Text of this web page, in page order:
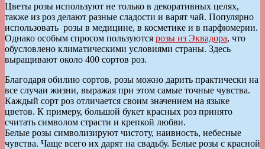
Цветы розы используют не только в декоративных целях,
также из роз делают разные сладости и варят чай. Популярно
использовать розы в медицине, в косметике и в парфюмерии.
Однако особым спросом пользуются розы из Эквадора, что
обусловлено климатическими условиями страны. Здесь
выращивают около 400 сортов роз.
Благодаря обилию сортов, розы можно дарить практически на
все случаи жизни, выражая при этом самые точные чувства.
Каждый сорт роз отличается своим значением на языке
цветов. К примеру, большой букет красных роз принято
считать символом страсти и крепкой любви.
Белые розы символизируют чистоту, наивность, небесные
чувства. Чаще всего их дарят на свадьбу. Белые розы с красной